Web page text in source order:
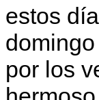
estos
por los